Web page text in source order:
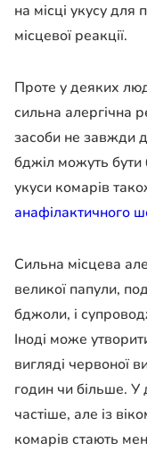
на місці укусу
місцевої реакції.
Проте у деяких
сильна алергічна
засоби не завжди
бджіл можуть бути
укуси комарів
анафілактичного
Сильна місцева
великої папули,
бджоли, і
Іноді може
вигляді червоної
годин чи більше. У
частіше, але із
комарів стають